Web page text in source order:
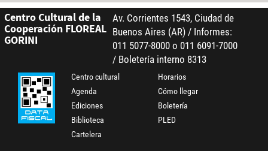
Centro Cultural de la
Cooperación FLOREAL
GORINI
Av. Corrientes 1543, Ciudad de
Buenos Aires (AR) / Informes:
011 5077-8000 o 011 6091-7000
/ Boletería interno 8313
Centro cultural
Agenda
Ediciones
Biblioteca
Cartelera
Horarios
Cómo llegar
Boletería
PLED